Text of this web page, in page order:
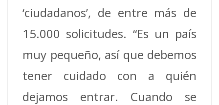
‘ciudadanos’, de entre más de
15.000 solicitudes. “Es un país
muy pequeño, así que debemos
tener cuidado con a quién
dejamos entrar. Cuando se